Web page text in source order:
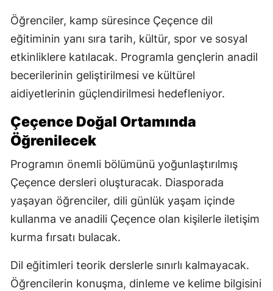
Öğrenciler, kamp süresince Çeçence dil
eğitiminin yanı sıra tarih, kültür, spor ve sosyal
etkinliklere katılacak. Programla gençlerin anadil
becerilerinin geliştirilmesi ve kültürel
aidiyetlerinin güçlendirilmesi hedefleniyor.
Çeçence Doğal Ortamında
Öğrenilecek
Programın önemli bölümünü yoğunlaştırılmış
Çeçence dersleri oluşturacak. Diasporada
yaşayan öğrenciler, dili günlük yaşam içinde
kullanma ve anadili Çeçence olan kişilerle iletişim
kurma fırsatı bulacak.
Dil eğitimleri teorik derslerle sınırlı kalmayacak.
Öğrencilerin konuşma, dinleme ve kelime bilgisini